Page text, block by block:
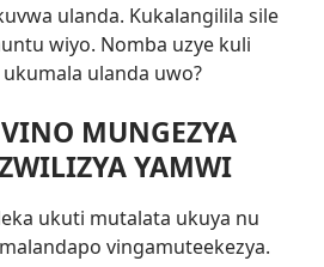
ulanda. Kukalangilila sile
wiyo. Nomba uzye kuli
ulanda uwo?
MUNGEZYA
YAMWI
ukuti mutalata ukuya nu
vingamuteekezya.